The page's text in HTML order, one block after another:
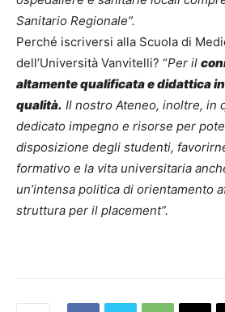
Sanitario Regionale”.
Perché iscriversi alla Scuola di
dell’Università Vanvitelli? “Per il
altamente qualificata e didattica
qualità. Il nostro Ateneo, inoltre, in
dedicato impegno e risorse per
disposizione degli studenti,
formativo e la vita universitaria
un’intensa politica di orientamento
struttura per il placement”.